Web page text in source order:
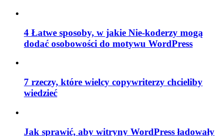
4 Łatwe sposoby, w jakie Nie-koderzy mogą
dodać osobowości do motywu WordPress
7 rzeczy, które wielcy copywriterzy chcieliby
wiedzieć
Jak sprawić, aby witryny WordPress ładowały